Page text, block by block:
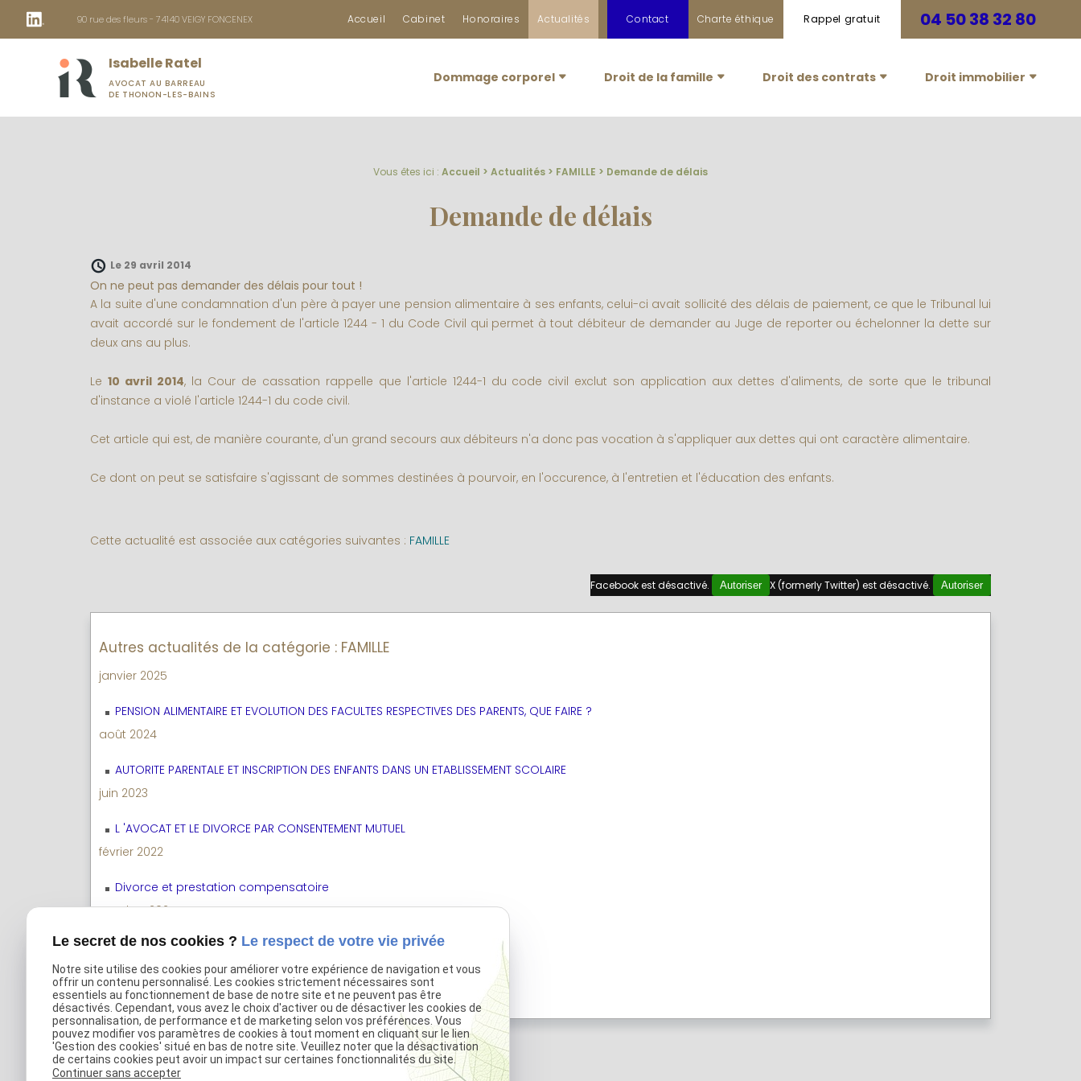
90 rue des fleurs - 74140 VEIGY FONCENEX Accueil Cabinet Honoraires Actualités Contact Charte éthique 04 50 38 32 80
Rappel gratuit
Isabelle Ratel
AVOCAT AU BARREAU
DE THONON-LES-BAINS
Dommage corporel Droit de la famille Droit des contrats Droit immobilier
Vous êtes ici : Accueil > Actualités > FAMILLE > Demande de délais
Demande de délais
Le 29 avril 2014
On ne peut pas demander des délais pour tout !
A la suite d'une condamnation d'un père à payer une pension alimentaire à ses enfants, celui-ci avait sollicité des délais de paiement, ce que le Tribunal lui
avait accordé sur le fondement de l'article 1244 - 1 du Code Civil qui permet à tout débiteur de demander au Juge de reporter ou échelonner la dette sur
deux ans au plus.
Le 10 avril 2014, la Cour de cassation rappelle que l'article 1244-1 du code civil exclut son application aux dettes d'aliments, de sorte que le tribunal
d'instance a violé l'article 1244-1 du code civil.
Cet article qui est, de manière courante, d'un grand secours aux débiteurs n'a donc pas vocation à s'appliquer aux dettes qui ont caractère alimentaire.
Ce dont on peut se satisfaire s'agissant de sommes destinées à pourvoir, en l'occurence, à l'entretien et l'éducation des enfants.
Cette actualité est associée aux catégories suivantes : FAMILLE
X (formerly Twitter) est désactivé. Autoriser
Facebook est désactivé. Autoriser
Autres actualités de la catégorie : FAMILLE
janvier 2025
PENSION ALIMENTAIRE ET EVOLUTION DES FACULTES RESPECTIVES DES PARENTS, QUE FAIRE ?
août 2024
AUTORITE PARENTALE ET INSCRIPTION DES ENFANTS DANS UN ETABLISSEMENT SCOLAIRE
juin 2023
L 'AVOCAT ET LE DIVORCE PAR CONSENTEMENT MUTUEL
février 2022
Divorce et prestation compensatoire
octobre 2021
Comment divorcer par consentement mutuel ?
Voir toutes les actualités
Le secret de nos cookies ? Le respect de votre vie privée
Notre site utilise des cookies pour améliorer votre expérience de navigation et vous
offrir un contenu personnalisé. Les cookies strictement nécessaires sont
essentiels au fonctionnement de base de notre site et ne peuvent pas être
désactivés. Cependant, vous avez le choix d'activer ou de désactiver les cookies de
personnalisation, de performance et de marketing selon vos préférences. Vous
pouvez modifier vos paramètres de cookies à tout moment en cliquant sur le lien
'Gestion des cookies' situé en bas de notre site. Veuillez noter que la désactivation
de certains cookies peut avoir un impact sur certaines fonctionnalités du site.
Continuer sans accepter